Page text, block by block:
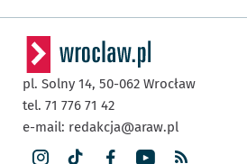
pl. Solny 14, 50-062 Wrocław
tel. 71 776 71 42
e-mail: redakcja@araw.pl